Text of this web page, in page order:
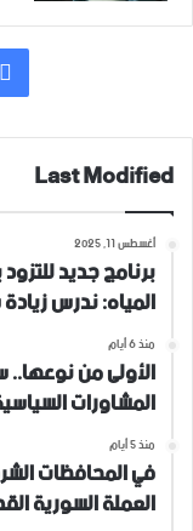
Last Modified
أغسطس 11, 2025
برنامج جديد
المياه: ندرس
منذ 6 أيام
الأولى من نوعها..
المشاورات
منذ 5 أيام
في المحافظات
العملة السورية